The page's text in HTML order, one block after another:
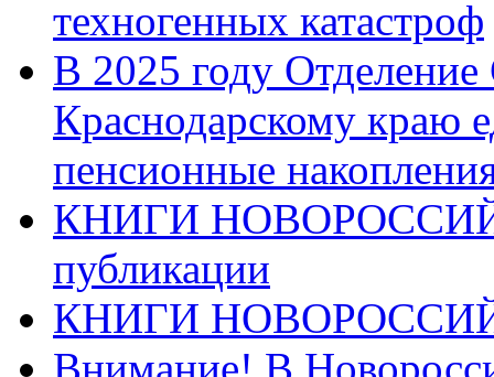
техногенных катастроф
В 2025 году
Краснодарскому краю
пенсионные
КНИГИ
публикации
КНИГИ
Внимание! В